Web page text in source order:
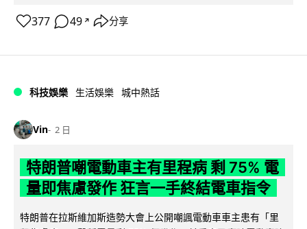
377 49 ↗ 分享
科技娛樂 生活娛樂 城中熱話
Vin 2 日
特朗普嘲電動車主有里程病 剩 75% 電
量即焦慮發作 狂言一手終結電車指令
特朗普在拉斯維加斯造勢大會上公開嘲諷電動車車主患有「里